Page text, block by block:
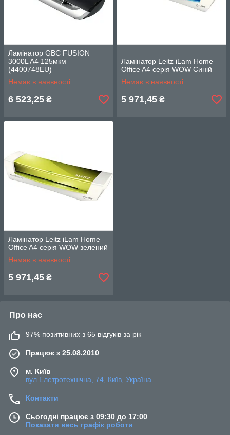
Ламінатор GBC FUSION
3000L A4 125мкм
(4400748EU)
Немає в наявності
6 523,25 ₴
Ламінатор Leitz iLam Home
Office A4 серія WOW Синій
Немає в наявності
5 971,45 ₴
Ламінатор Leitz iLam Home
Office A4 серія WOW зелений
Немає в наявності
5 971,45 ₴
Про нас
97% позитивних з 65 відгуків за рік
Працює з 25.08.2010
м. Київ
вул.Елетротехнічна, 74, Київ, Україна
Контакти
Сьогодні працює з 09:30 до 17:00
Показати весь графік роботи